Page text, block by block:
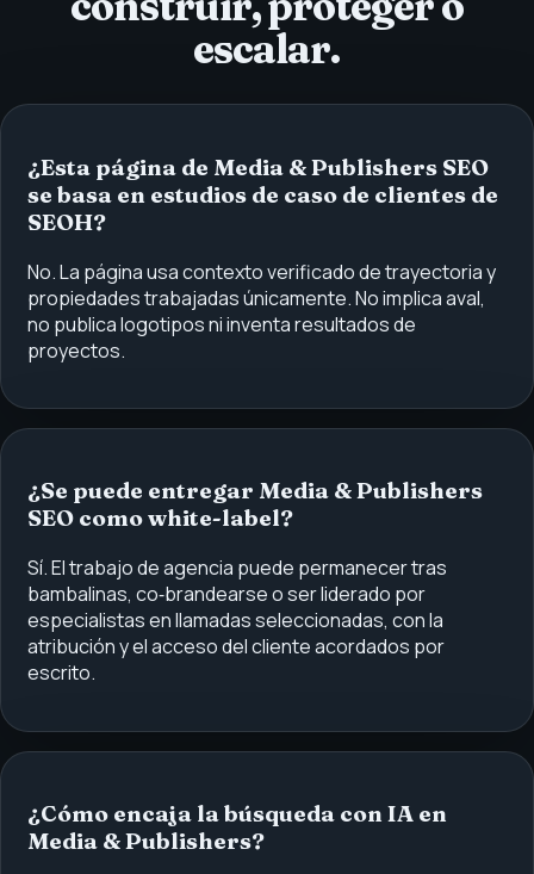
escalar.
¿Esta página de Media & Publishers SEO
se basa en estudios de caso de clientes de
SEOH?
No. La página usa contexto verificado de trayectoria y
propiedades trabajadas únicamente. No implica aval,
no publica logotipos ni inventa resultados de
proyectos.
¿Se puede entregar Media & Publishers
SEO como white-label?
Sí. El trabajo de agencia puede permanecer tras
bambalinas, co‑brandearse o ser liderado por
especialistas en llamadas seleccionadas, con la
atribución y el acceso del cliente acordados por
escrito.
¿Cómo encaja la búsqueda con IA en
Media & Publishers?